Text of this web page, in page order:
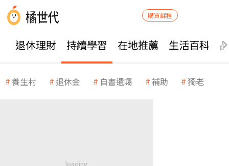
購買課程
退休理財 持續學習 在地推薦 生活百科
養生村 退休金 自書遺囑 補助 獨老